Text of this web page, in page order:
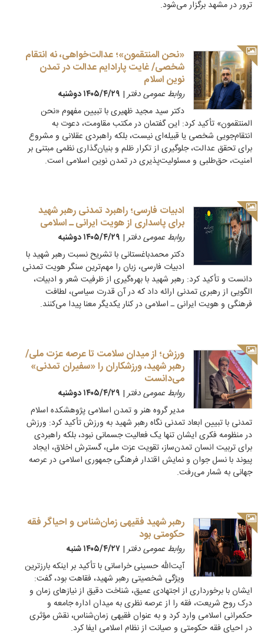
ترور در مشهد برگزار می‌شود.
«نحن المنتقمون»؛ عدالت‌خواهی، نه انتقام
شخصی/ غایت پارادایم عدالت در تمدن
نوین اسلام
روابط عمومی دفتر| ۱۴۰۵/۴/۲۹ دوشنبه
دکتر سید مجید ظهیری با تبیین مفهوم «نحن
المنتقمون» تأکید کرد: این گفتمان در مکتب مقاومت، دعوت به
انتقام‌جویی شخصی یا قبیله‌ای نیست، بلکه راهبردی عقلانی و مشروع
برای تحقق عدالت، جلوگیری از تکرار ظلم و بنیان‌گذاری نظمی مبتنی بر
امنیت، حق‌طلبی و مسئولیت‌پذیری در تمدن نوین اسلامی است.
ادبیات فارسی؛ راهبرد تمدنی رهبر شهید
برای پاسداری از هویت ایرانی ـ اسلامی
روابط عمومی دفتر| ۱۴۰۵/۴/۲۹ دوشنبه
دکتر محمدباغستانی با تشریح نسبت رهبر شهید با
ادبیات فارسی، زبان را مهم‌ترین سنگر هویت تمدنی
دانست و تأکید کرد: رهبر شهید با بهره‌گیری از ظرفیت شعر و ادبیات،
الگویی از رهبری تمدنی ارائه داد که در آن قدرت سیاسی، لطافت
فرهنگی و هویت ایرانی ـ اسلامی در کنار یکدیگر معنا پیدا می‌کنند.
ورزش؛ از میدان سلامت تا عرصه عزت ملی/
رهبر شهید، ورزشکاران را «سفیران تمدنی»
می‌دانست
روابط عمومی دفتر| ۱۴۰۵/۴/۲۹ دوشنبه
مدیر گروه هنر و تمدن اسلامی پژوهشکده اسلام
تمدنی با تبیین ابعاد تمدنی نگاه رهبر شهید به ورزش تأکید کرد: ورزش
در منظومه فکری ایشان تنها یک فعالیت جسمانی نبود، بلکه راهبردی
برای تربیت انسان تمدن‌ساز، تقویت عزت ملی، گسترش اخلاق، ایجاد
پیوند با نسل جوان و نمایش اقتدار فرهنگی جمهوری اسلامی در عرصه
جهانی به شمار می‌رفت.
رهبر شهید فقیهی زمان‌شناس و احیاگر فقه
حکومتی بود
روابط عمومی دفتر| ۱۴۰۵/۴/۲۷ شنبه
آیت‌الله حسینی خراسانی با تأکید بر اینکه بارزترین
ویژگی شخصیتی رهبر شهید، فقاهت بود، گفت:
ایشان با برخورداری از اجتهادی عمیق، شناخت دقیق از نیازهای زمان و
درک روح شریعت، فقه را از عرصه نظری به میدان اداره جامعه و
حکمرانی اسلامی وارد کرد و به عنوان فقیهی زمان‌شناس، نقش مؤثری
در احیای فقه حکومتی و صیانت از نظام اسلامی ایفا کرد.